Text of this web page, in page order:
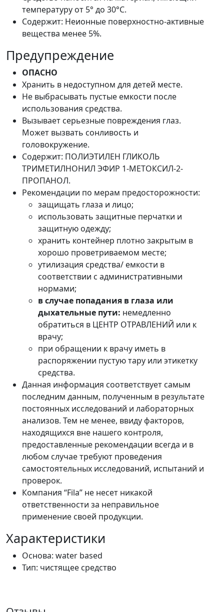
температуру от 5° до 30°C.
Содержит: Неионные поверхностно-активные
вещества менее 5%.
Предупреждение
ОПАСНО
Хранить в недоступном для детей месте.
Не выбрасывать пустые емкости после
использования средства.
Вызывает серьезные повреждения глаз.
Может вызвать сонливость и
головокружение.
Содержит: ПОЛИЭТИЛЕН ГЛИКОЛЬ
ТРИМЕТИЛНОНИЛ ЭФИР 1-МЕТОКСИЛ-2-
ПРОПАНОЛ.
Рекомендации по мерам предосторожности:
защищать глаза и лицо;
использовать защитные перчатки и
защитную одежду;
хранить контейнер плотно закрытым в
хорошо проветриваемом месте;
утилизация средства/ емкости в
соответствии с административными
нормами;
в случае попадания в глаза или
дыхательные пути: немедленно
обратиться в ЦЕНТР ОТРАВЛЕНИЙ или к
врачу;
при обращении к врачу иметь в
распоряжении пустую тару или этикетку
средства.
Данная информация соответствует самым
последним данным, полученным в результате
постоянных исследований и лабораторных
анализов. Тем не менее, ввиду факторов,
находящихся вне нашего контроля,
предоставленные рекомендации всегда и в
любом случае требуют проведения
самостоятельных исследований, испытаний и
проверок.
Компания “Fila” не несет никакой
ответственности за неправильное
применение своей продукции.
Характеристики
Основа: water based
Тип: чистящее средство